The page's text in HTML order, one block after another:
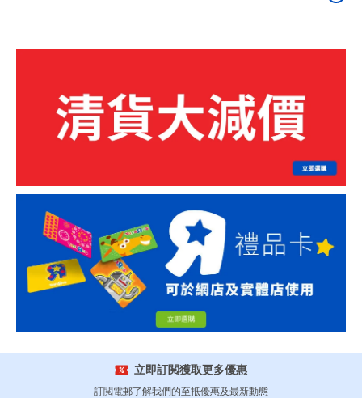
立即訂閲獲取更多優惠
訂閲電郵了解我們的至抵優惠及最新動態